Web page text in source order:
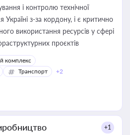
і контролю технічної
з-за кордону, і є критично
використання ресурсів у сфері
проєктів
комплекс
Транспорт +2
+1